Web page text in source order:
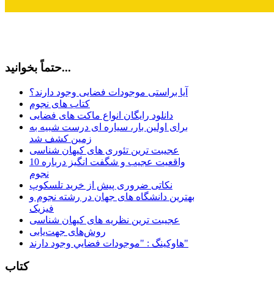
حتماً بخوانید...
آیا براستی موجودات فضایی وجود دارند؟
کتاب های نجوم
دانلود رایگان انواع ماکت های فضایی
برای اولین بار، سیاره ای درست شبیه به
زمین کشف شد
عجیبت ترین تئوری های کیهان شناسی
10 واقعیت عجیب و شگفت انگیز درباره
نجوم
نکاتی ضروری پیش از خرید تلسکوپ
بهترین دانشگاه های جهان در رشته نجوم و
فیزیک
عجیبت ترین نظریه های کیهان شناسی
روش‌های جهت‌یابی
هاوكينگ : "موجودات فضايي وجود دارند"
کتاب